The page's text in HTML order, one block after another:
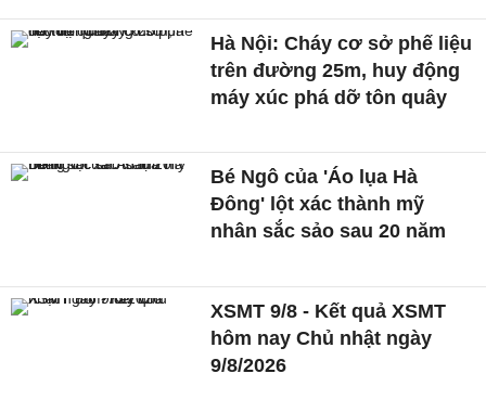
Hà Nội: Cháy cơ sở phế liệu
trên đường 25m, huy động
máy xúc phá dỡ tôn quây
Bé Ngô của 'Áo lụa Hà
Đông' lột xác thành mỹ
nhân sắc sảo sau 20 năm
XSMT 9/8 - Kết quả XSMT
hôm nay Chủ nhật ngày
9/8/2026